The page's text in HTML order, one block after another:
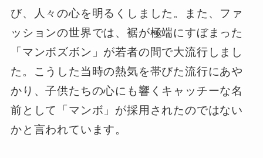
び、人々の心を明るくしました。また、ファ
ッションの世界では、裾が極端にすぼまった
「マンボズボン」が若者の間で大流行しまし
た。こうした当時の熱気を帯びた流行にあや
かり、子供たちの心にも響くキャッチーな名
前として「マンボ」が採用されたのではない
かと言われています。